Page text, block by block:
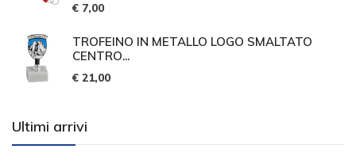
€ 7,00
TROFEINO IN METALLO LOGO SMALTATO
CENTRO...
€ 21,00
Ultimi arrivi